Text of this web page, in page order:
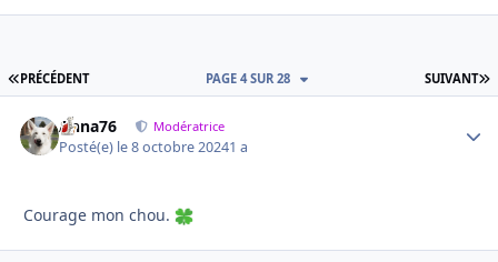
PREMIÈRE PAGE
PRÉCÉDENT SUIVANT
PAGE 4 SUR 28
Anna76 Modératrice
Posté(e) le 8 octobre 20241 a
Courage mon chou.